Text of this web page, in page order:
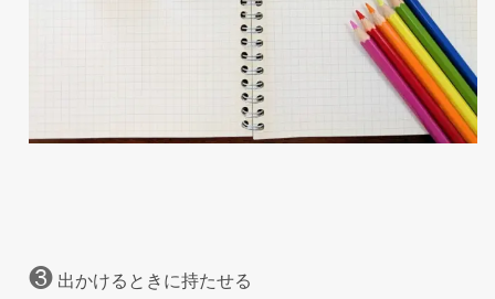
❸ 出かけるときに持たせる